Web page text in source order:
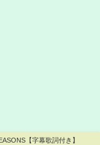
【字幕歌詞付き】